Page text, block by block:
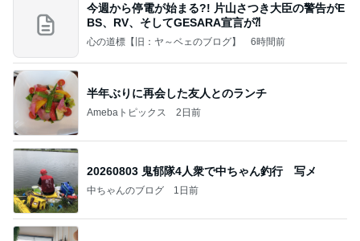
今週から停電が始まる?! 片山さつき大臣の警告がE
BS、RV、そしてGESARA宣言が⁈
心の道標【旧：ヤ～ベェのブログ】 6時間前
半年ぶりに再会した友人とのランチ
Amebaトピックス 2日前
20260803 鬼郁隊4人衆で中ちゃん釣行 写メ
中ちゃんのブログ 1日前